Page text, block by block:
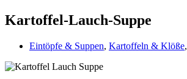
Kartoffel-Lauch-Suppe
Eintöpfe & Suppen, Kartoffeln & Klöße,